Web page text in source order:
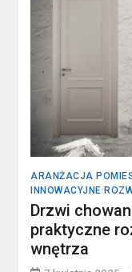
ARANŻACJA
INNOWACYJNE
Drzwi
praktyczne
wnętrza